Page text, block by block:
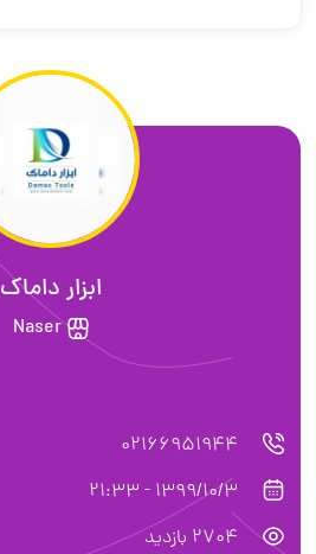
ابزار داماک
Naser
02166951944
1399/10/3 - 21:33
2704 بازدید